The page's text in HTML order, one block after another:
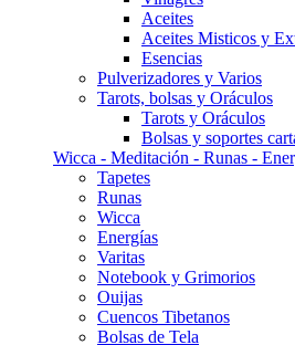
Aceites
Aceites Misticos y
Esencias
Pulverizadores y Varios
Tarots, bolsas y Oráculos
Tarots y Oráculos
Bolsas y soportes
Wicca - Meditación - Runas -
Tapetes
Runas
Wicca
Energías
Varitas
Notebook y Grimorios
Ouijas
Cuencos Tibetanos
Bolsas de Tela